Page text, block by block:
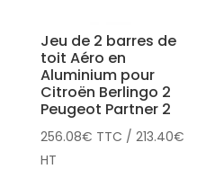
Jeu de 2 barres de
toit Aéro en
Aluminium pour
Citroën Berlingo 2
Peugeot Partner 2
256.08€ TTC / 213.40€
HT